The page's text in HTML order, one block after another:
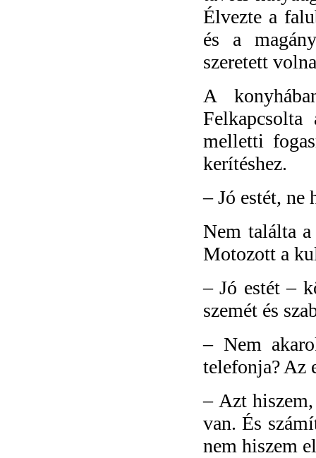
Élvezte a
és a
szeretett
A
melletti
kerítéshez.
–Jó estét, ne
Nem találta
Motozott a
–Jó estét –
szemét és
– Nem
telefonja? Az
–Azt
van. És
nem hiszem